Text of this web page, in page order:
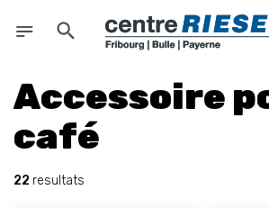
Accessoire
café
22 resultats